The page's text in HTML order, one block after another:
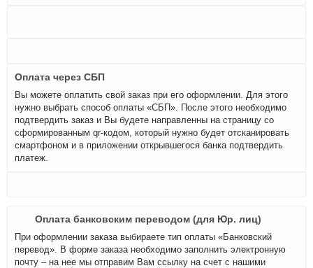
Оплата через СБП
Вы можете оплатить свой заказ при его оформлении. Для этого
нужно выбрать способ оплаты «СБП». После этого необходимо
подтвердить заказ и Вы будете направленны на страницу со
сформированным qr-кодом, который нужно будет отсканировать
смартфоном и в приложении открывшегося банка подтвердить
платеж.
Оплата банковским переводом (для Юр. лиц)
При оформлении заказа выбираете тип оплаты «Банковский
перевод». В форме заказа необходимо заполнить электронную
почту – на нее мы отправим Вам ссылку на счет с нашими